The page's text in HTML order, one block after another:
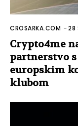
CROSARKA.COM -28
Crypto4me
partnerstvo
europskim
klubom